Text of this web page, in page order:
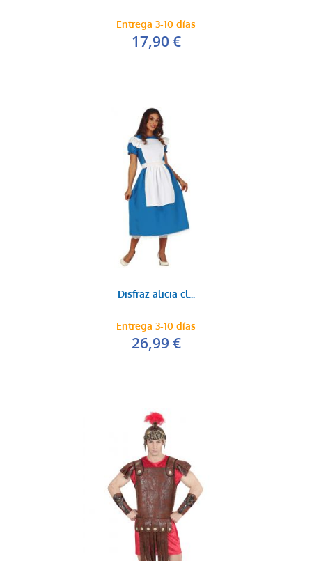
Entrega 3-10 días
17,90 €
Disfraz alicia cl...
Entrega 3-10 días
26,99 €